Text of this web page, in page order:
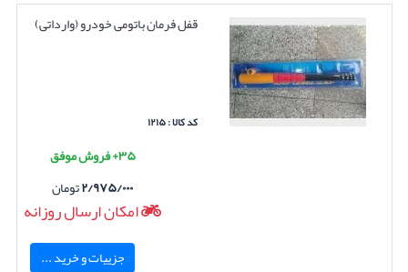
قفل فرمان باتومی خودرو (وارداتی)
کد کالا : ۱۲۱۵
۳۵+ فروش موفق
۲/۹۷۵/۰۰۰تومان
امکان ارسال روزانه
جزییات و خرید ...